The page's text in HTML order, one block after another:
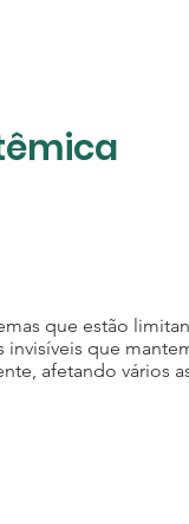
que estão
invisíveis que
afetando vários